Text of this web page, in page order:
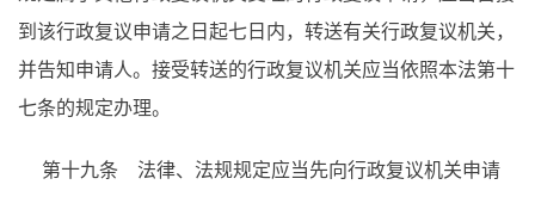
到该行政复议申请之日起七日内，转送有关行政复议机关，
并告知申请人。接受转送的行政复议机关应当依照本法第十
七条的规定办理。
第十九条 法律、法规规定应当先向行政复议机关申请